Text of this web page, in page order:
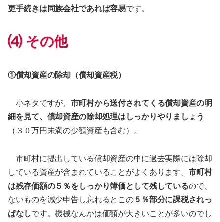
更手続きは同族会社であれば容易です。
⑷ その他
①償却資産の除却（償却資産税）
小ネタですが、 市町村から送付されてくる償却資産の明
細を見て、償却資産の除却処理はしっかりやりましょう
（３０万円未満の少額資産も含む）。
市町村に提出している償却資産の中に過去実際には除却
している資産が含まれていることがよくあります。 市町村
は残存価額の５％をしっかり簿価として残しているので、
ないものを減少申告し忘れるとこの ５％部分に課税されっ
ぱなしです。機械なんかは価額が大きいことが多いのでし